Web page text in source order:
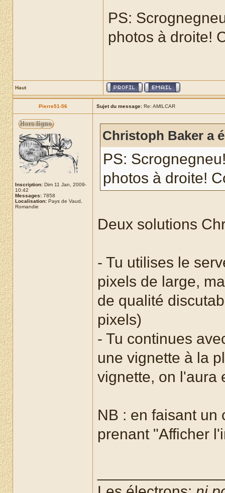
PS:
photos à droite!
Haut
Pierre51-56 Sujet du message: Re: AMILCAR
Inscription: Dim 11 Jan, 2009-
10:42
Messages: 7858
Localisation: Pays de Vaud,
Romandie
Christoph Baker a
PS:
photos à droite!
Deux solutions
- Tu utilises le
pixels de large,
de qualité
pixels)
- Tu continues
une vignette à la
vignette, on l'aura
NB : en faisant un
prenant "Afficher